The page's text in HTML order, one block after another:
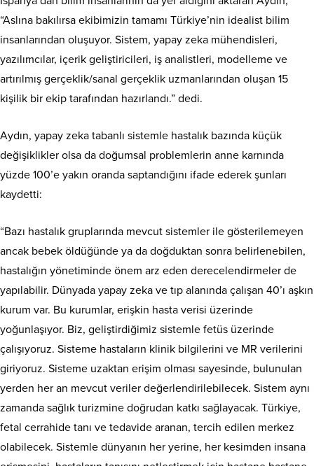
“Aslına bakılırsa ekibimizin tamamı Türkiye’nin idealist bilim
insanlarından oluşuyor. Sistem, yapay zeka mühendisleri,
yazılımcılar, içerik geliştiricileri, iş analistleri, modelleme ve
artırılmış gerçeklik/sanal gerçeklik uzmanlarından oluşan 15
kişilik bir ekip tarafından hazırlandı.” dedi.
Aydın, yapay zeka tabanlı sistemle hastalık bazında küçük
değişiklikler olsa da doğumsal problemlerin anne karnında
yüzde 100’e yakın oranda saptandığını ifade ederek şunları
kaydetti:
“Bazı hastalık gruplarında mevcut sistemler ile gösterilemeyen
ancak bebek öldüğünde ya da doğduktan sonra belirlenebilen,
hastalığın yönetiminde önem arz eden derecelendirmeler de
yapılabilir. Dünyada yapay zeka ve tıp alanında çalışan 40’ı aşkın
kurum var. Bu kurumlar, erişkin hasta verisi üzerinde
yoğunlaşıyor. Biz, geliştirdiğimiz sistemle fetüs üzerinde
çalışıyoruz. Sisteme hastaların klinik bilgilerini ve MR verilerini
giriyoruz. Sisteme uzaktan erişim olması sayesinde, bulunulan
yerden her an mevcut veriler değerlendirilebilecek. Sistem aynı
zamanda sağlık turizmine doğrudan katkı sağlayacak. Türkiye,
fetal cerrahide tanı ve tedavide aranan, tercih edilen merkez
olabilecek. Sistemle dünyanın her yerine, her kesimden insana